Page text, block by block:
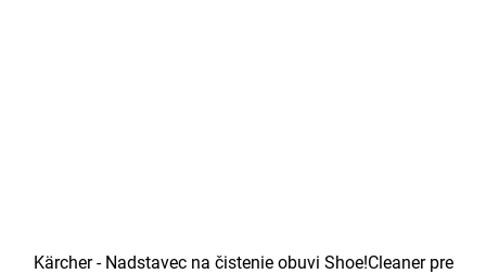
Kärcher - Nadstavec na čistenie obuvi Shoe!Cleaner pre